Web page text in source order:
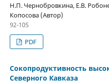
Н.П. Чернобровкина, Е.В.
Копосова (Автор)
92-105
PDF
Сокопродуктивность
Северного Кавказа